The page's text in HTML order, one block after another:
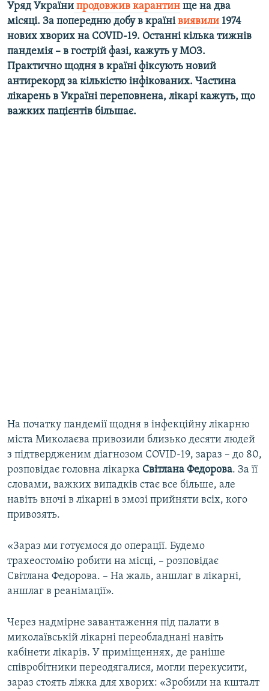
Уряд України продовжив карантин ще на два
місяці. За попередню добу в країнівиявили 1974
нових хворих на COVID-19. Останні кілька тижнів
пандемія – в гострій фазі, кажуть у МОЗ.
Практично щодня в країні фіксують новий
антирекорд за кількістю інфікованих. Частина
лікарень в Україні переповнена, лікарі кажуть, що
важких пацієнтів більшає.
На початку пандемії щодня в інфекційну лікарню
міста Миколаєва привозили близько десяти людей
з підтвердженим діагнозом COVID-19, зараз – до 80,
розповідає головна лікарка Світлана Федорова. За її
словами, важких випадків стає все більше, але
навіть вночі в лікарні в змозі прийняти всіх, кого
привозять.
«Зараз ми готуємося до операції. Будемо
трахеостомію робити на місці, – розповідає
Світлана Федорова. – На жаль, аншлаг в лікарні,
аншлаг в реанімації».
Через надмірне завантаження під палати в
миколаївській лікарні переобладнані навіть
кабінети лікарів. У приміщеннях, де раніше
співробітники переодягалися, могли перекусити,
зараз стоять ліжка для хворих: «Зробили на кшталт